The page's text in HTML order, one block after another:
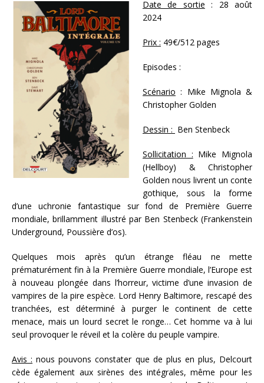
Date de sortie : 28 août
2024
Prix : 49€/512 pages
Episodes :
Scénario : Mike Mignola &
Christopher Golden
Dessin : Ben Stenbeck
Sollicitation : Mike Mignola
(Hellboy) & Christopher
Golden nous livrent un conte
gothique, sous la forme
d’une uchronie fantastique sur fond de Première Guerre
mondiale, brillamment illustré par Ben Stenbeck (Frankenstein
Underground, Poussière d’os).
Quelques mois après qu’un étrange fléau ne mette
prématurément fin à la Première Guerre mondiale, l’Europe est
à nouveau plongée dans l’horreur, victime d’une invasion de
vampires de la pire espèce. Lord Henry Baltimore, rescapé des
tranchées, est déterminé à purger le continent de cette
menace, mais un lourd secret le ronge… Cet homme va à lui
seul provoquer le réveil et la colère du peuple vampire.
Avis : nous pouvons constater que de plus en plus, Delcourt
cède également aux sirènes des intégrales, même pour les